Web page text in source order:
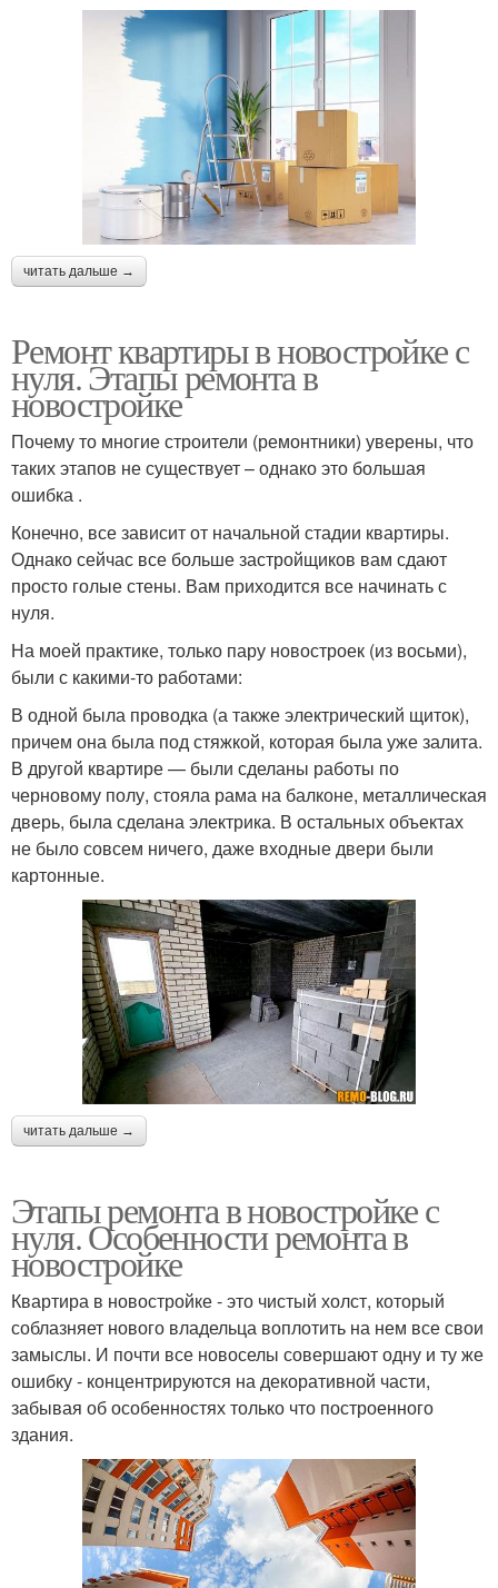
читать дальше →
Ремонт квартиры в новостройке с
нуля. Этапы ремонта в
новостройке
Почему то многие строители (ремонтники) уверены, что
таких этапов не существует – однако это большая
ошибка .
Конечно, все зависит от начальной стадии квартиры.
Однако сейчас все больше застройщиков вам сдают
просто голые стены. Вам приходится все начинать с
нуля.
На моей практике, только пару новостроек (из восьми),
были с какими-то работами:
В одной была проводка (а также электрический щиток),
причем она была под стяжкой, которая была уже залита.
В другой квартире — были сделаны работы по
черновому полу, стояла рама на балконе, металлическая
дверь, была сделана электрика. В остальных объектах
не было совсем ничего, даже входные двери были
картонные.
читать дальше →
Этапы ремонта в новостройке с
нуля. Особенности ремонта в
новостройке
Квартира в новостройке - это чистый холст, который
соблазняет нового владельца воплотить на нем все свои
замыслы. И почти все новоселы совершают одну и ту же
ошибку - концентрируются на декоративной части,
забывая об особенностях только что построенного
здания.